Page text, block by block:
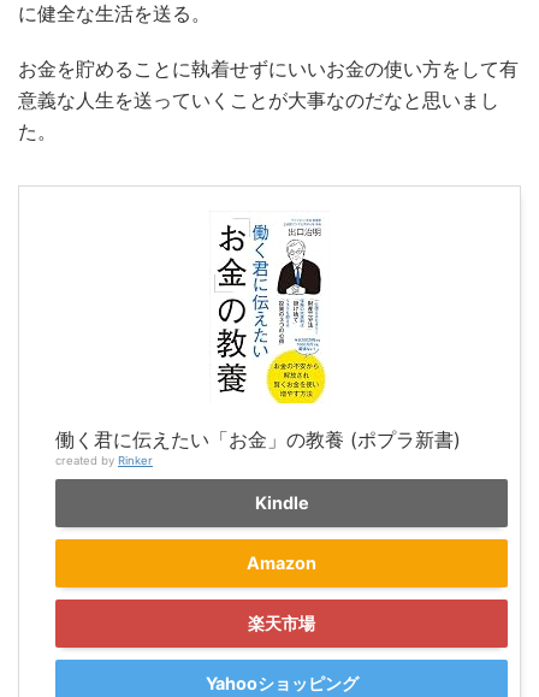
に健全な生活を送る。
お金を貯めることに執着せずにいいお金の使い方をして有
意義な人生を送っていくことが大事なのだなと思いまし
た。
働く君に伝えたい「お金」の教養 (ポプラ新書)
created by Rinker
Kindle
Amazon
楽天市場
Yahooショッピング